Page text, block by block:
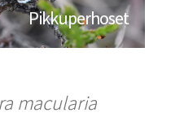
Pikkuperhoset
macularia